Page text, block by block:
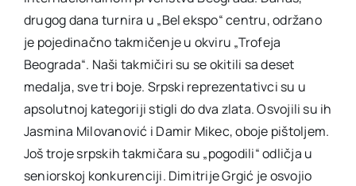
drugog dana turnira u „Bel ekspo“ centru, održano
je pojedinačno takmičenje u okviru „Trofeja
Beograda“. Naši takmičiri su se okitili sa deset
medalja, sve tri boje. Srpski reprezentativci su u
apsolutnoj kategoriji stigli do dva zlata. Osvojili su ih
Jasmina Milovanović i Damir Mikec, oboje pištoljem.
Još troje srpskih takmičara su „pogodili“ odličja u
seniorskoj konkurenciji. Dimitrije Grgić je osvojio